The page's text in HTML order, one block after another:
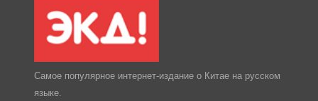
Самое популярное интернет-издание о Китае на русском
языке.